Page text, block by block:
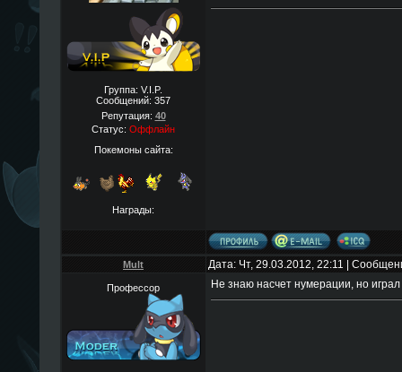
Группа: V.I.P.
Сообщений: 357
Репутация: 40
Статус: Оффлайн
Покемоны сайта:
Награды:
Mult Дата: Чт, 29.03.2012, 22:11 |
Профессор Не знаю насчет нумерации, но